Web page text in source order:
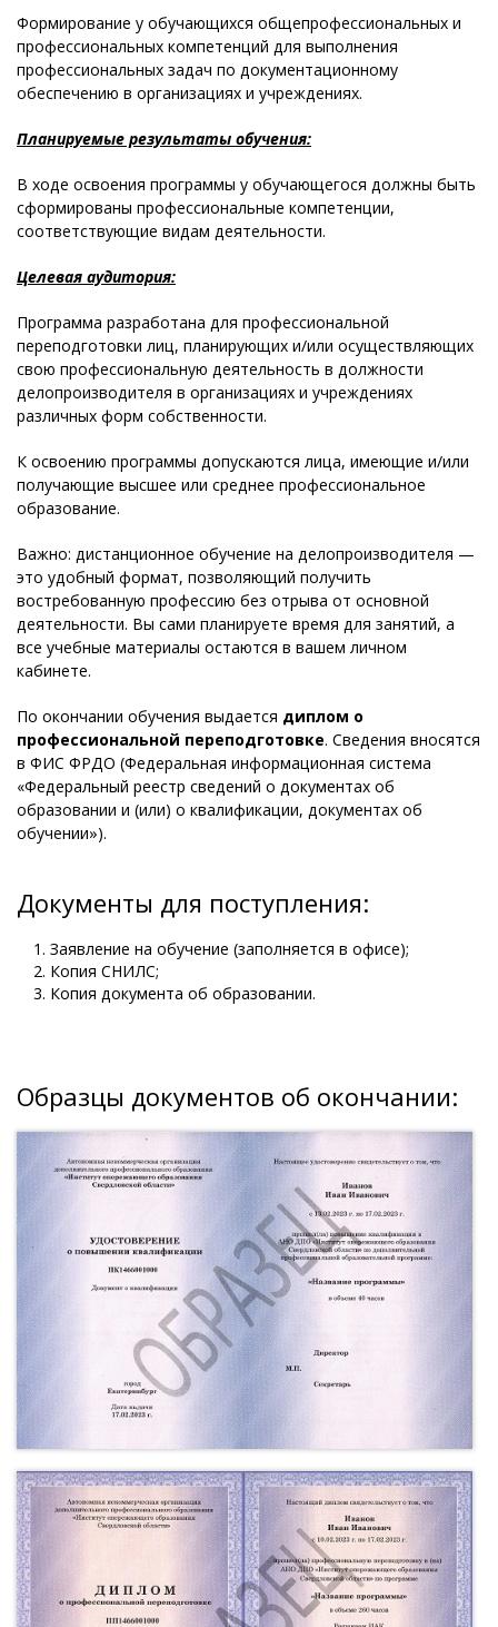
Формирование у обучающихся общепрофессиональных и
профессиональных компетенций для выполнения
профессиональных задач по документационному
обеспечению в организациях и учреждениях.
Планируемые результаты обучения:
В ходе освоения программы у обучающегося должны быть
сформированы профессиональные компетенции,
соответствующие видам деятельности.
Целевая аудитория:
Программа разработана для профессиональной
переподготовки лиц, планирующих и/или осуществляющих
свою профессиональную деятельность в должности
делопроизводителя в организациях и учреждениях
различных форм собственности.
К освоению программы допускаются лица, имеющие и/или
получающие высшее или среднее профессиональное
образование.
Важно: дистанционное обучение на делопроизводителя —
это удобный формат, позволяющий получить
востребованную профессию без отрыва от основной
деятельности. Вы сами планируете время для занятий, а
все учебные материалы остаются в вашем личном
кабинете.
По окончании обучения выдается диплом о
профессиональной переподготовке. Сведения вносятся
в ФИС ФРДО (Федеральная информационная система
«Федеральный реестр сведений о документах об
образовании и (или) о квалификации, документах об
обучении»).
Документы для поступления:
Заявление на обучение (заполняется в офисе);
Копия СНИЛС;
Копия документа об образовании.
Образцы документов об окончании: